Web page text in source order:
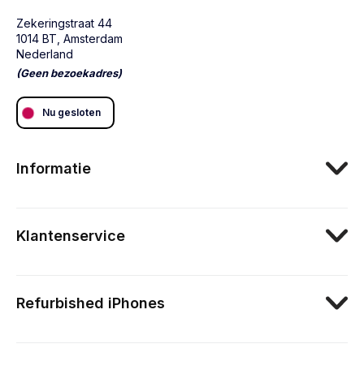
Zekeringstraat 44
1014 BT, Amsterdam
Nederland
(Geen bezoekadres)
Nu gesloten
Informatie
Klantenservice
Refurbished iPhones